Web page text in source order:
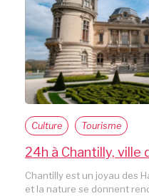
Culture Tourisme
24h à Chantilly, ville
Chantilly est un joyau des
et la nature se donnent